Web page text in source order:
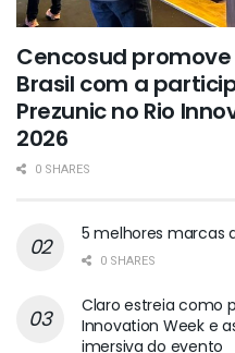
Cencosud
Brasil com a
Prezunic no Rio
2026
0 SHARES
5 melhores marcas
0 SHARES
Claro estreia como
Innovation Week e
imersiva do evento